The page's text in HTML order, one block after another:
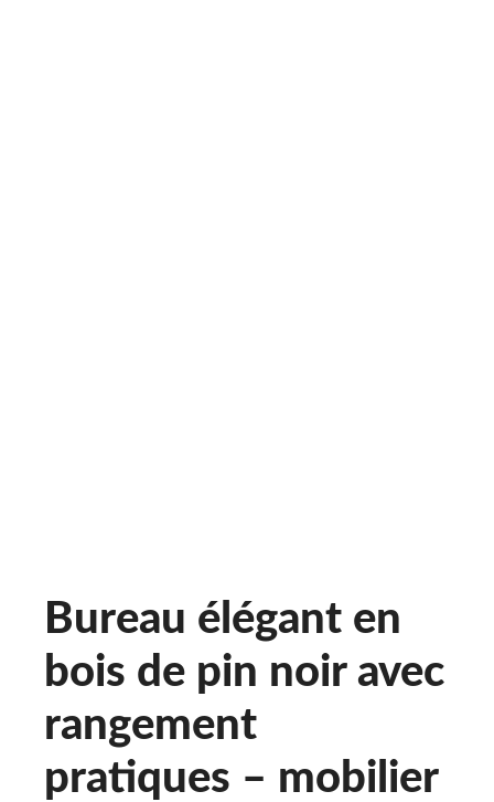
Bureau élégant en
bois de pin noir avec
rangement
pratiques – mobilier